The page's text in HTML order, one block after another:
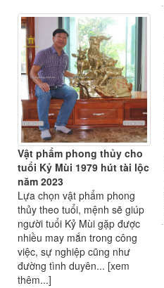
Vật phẩm phong thủy cho
tuổi Kỷ Mùi 1979 hút tài lộc
năm 2023
Lựa chọn vật phẩm phong
thủy theo tuổi, mệnh sẽ giúp
người tuổi Kỷ Mùi gặp được
nhiều may mắn trong công
việc, sự nghiệp cũng như
đường tình duyên... [xem
thêm...]